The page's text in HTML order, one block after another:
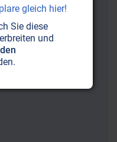
Order NWO)
gleich hier!
Sie diese
und